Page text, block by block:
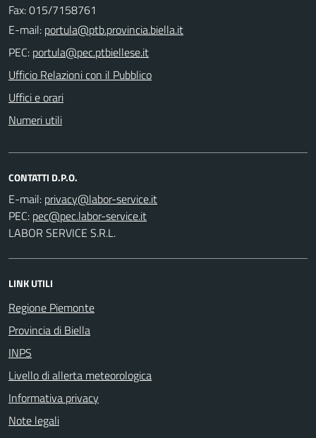
Fax: 015/7158761
E-mail:
PEC:
Ufficio Relazioni con il Pubblico
Uffici e orari
Numeri utili
CONTATTI D.P.O.
E-mail:
PEC:
LABOR SERVICE S.R.L.
LINK UTILI
Regione Piemonte
Provincia di Biella
INPS
Livello di allerta meteorologica
Informativa privacy
Note legali